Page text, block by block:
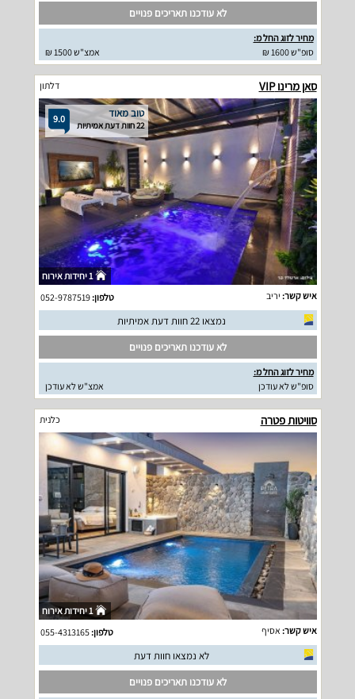
לא עודכנו תאריכים פנויים
מחיר לזוג החל מ:
סופ"ש 1600 ₪
אמצ"ש 1500 ₪
סאן מרינו VIP דלתון
9.0 טוב מאוד
22 חוות דעת אמיתיות
1 יחידות אירוח
איש קשר: יריב טלפון:052-9787519
נמצאו 22 חוות דעת אמיתיות
לא עודכנו תאריכים פנויים
מחיר לזוג החל מ:
סופ"ש לא עודכן
אמצ"ש לא עודכן
סוויטות פטרה כלנית
1 יחידות אירוח
איש קשר: אסיף טלפון:055-4313165
לא נמצאו חוות דעת
לא עודכנו תאריכים פנויים